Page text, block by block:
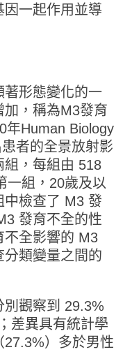
一起作用並導
著形態變化的一
，稱為M3發育
年Human Biology
者的全景放射影
組，每組由 518
一組，20歲及以
中檢查了 M3 發
發育不全的性
不全影響的 M3
類變量之間的
別觀察到 29.3%
差異具有統計學
）多於男性